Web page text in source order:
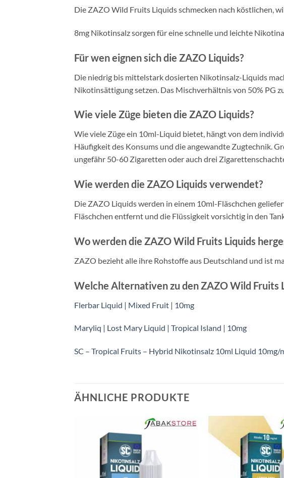
Die ZAZO Wild Fruits Liquids schmecken nach köstlichen,
8mg Nikotinsalz sorgen für eine schnelle und leichte
Für wen eignen sich die ZAZO Liquids?
Die niedrig bis mittelstark dosierten Nikotinsalz-Liquids
Nikotinsättigung setzen. Das Mischverhältnis von 50% PG
Wie viele Züge bieten die ZAZO Liquids?
Wie viele Züge ein 10ml-Liquid bietet, hängt von dem
Häufigkeit des Konsums und die angewandte Zugtechnik.
ungefähr 50-60 Zigaretten oder auch drei
Wie werden die ZAZO Liquids verwendet?
Die ZAZO Liquids werden in einem 10ml-Fläschchen
Fläschchen entfernt und die Flüssigkeit vorsichtig in den
Wo werden die ZAZO Wild Fruits Liquids
ZAZO bezieht alle ihre Rohstoffe aus Deutschland und ist
Welche Alternativen zu den ZAZO Wild Fruits
Flerbar Liquid | Mixed Fruit | 10mg
Maryliq | Lost Mary Liquid | Tropical Island | 10mg
SC – Tropical Fruits – Hybrid Nikotinsalz 10ml Liquid 10mg/
ÄHNLICHE PRODUKTE